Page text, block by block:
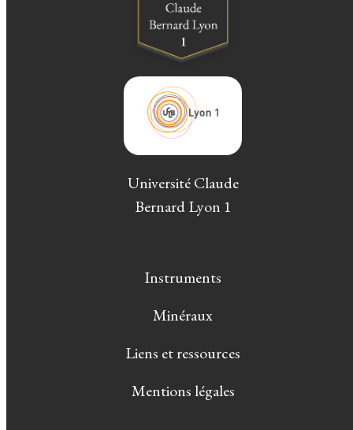
Université Claude
Bernard Lyon 1
Instruments
Minéraux
Liens et ressources
Mentions légales